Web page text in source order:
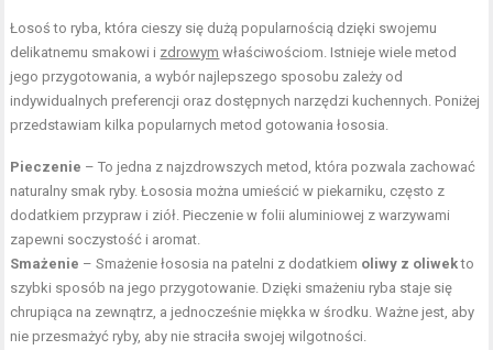
Łosoś to ryba, która cieszy się dużą popularnością dzięki swojemu
delikatnemu smakowi i zdrowym właściwościom. Istnieje wiele metod
jego przygotowania, a wybór najlepszego sposobu zależy od
indywidualnych preferencji oraz dostępnych narzędzi kuchennych. Poniżej
przedstawiam kilka popularnych metod gotowania łososia.
Pieczenie – To jedna z najzdrowszych metod, która pozwala zachować
naturalny smak ryby. Łososia można umieścić w piekarniku, często z
dodatkiem przypraw i ziół. Pieczenie w folii aluminiowej z warzywami
zapewni soczystość i aromat.
Smażenie – Smażenie łososia na patelni z dodatkiem oliwy z oliwekto
szybki sposób na jego przygotowanie. Dzięki smażeniu ryba staje się
chrupiąca na zewnątrz, a jednocześnie miękka w środku. Ważne jest, aby
nie przesmażyć ryby, aby nie straciła swojej wilgotności.